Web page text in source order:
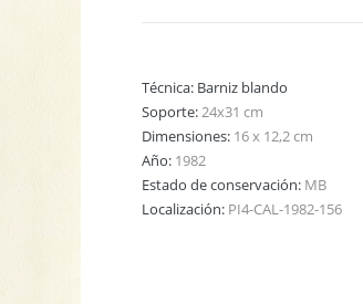
Técnica: Barniz blando
Soporte:24x31 cm
Dimensiones: 16 x 12,2 cm
Año: 1982
Estado de conservación: MB
Localización: PI4-CAL-1982-156